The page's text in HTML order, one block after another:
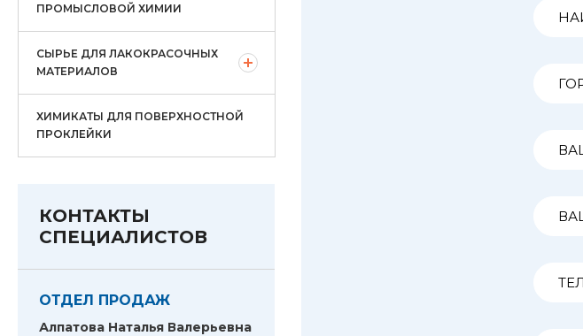
ПРОМЫСЛОВОЙ ХИМИИ
СЫРЬЕ ДЛЯ ЛАКОКРАСОЧНЫХ
МАТЕРИАЛОВ
ХИМИКАТЫ ДЛЯ ПОВЕРХНОСТНОЙ
ПРОКЛЕЙКИ
КОНТАКТЫ
СПЕЦИАЛИСТОВ
ОТДЕЛ ПРОДАЖ
Алпатова Наталья Валерьевна